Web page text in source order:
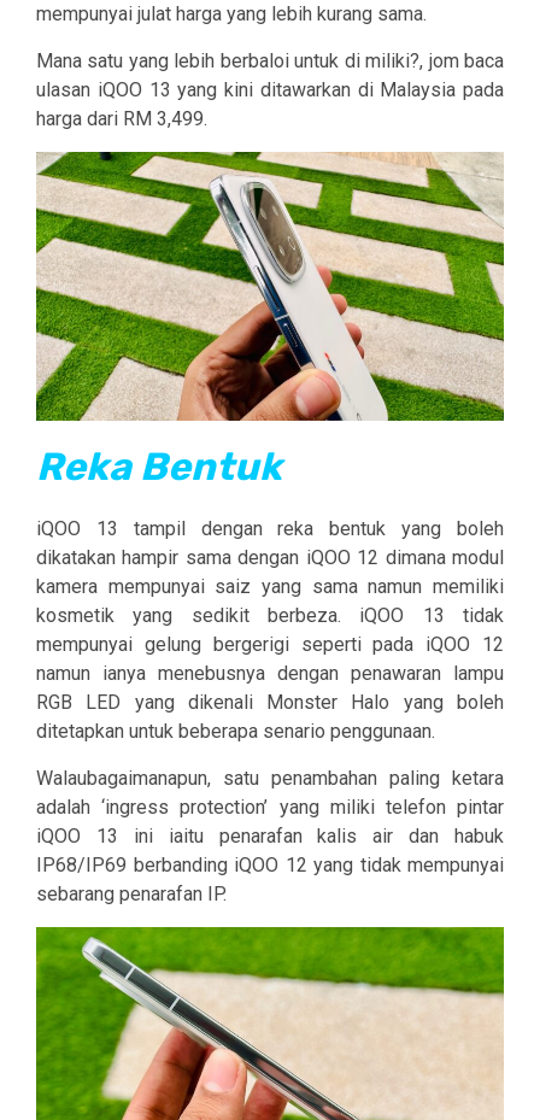
mempunyai julat harga yang lebih kurang sama.
Mana satu yang lebih berbaloi untuk di miliki?, jom baca
ulasan iQOO 13 yang kini ditawarkan di Malaysia pada
harga dari RM 3,499.
Reka Bentuk
iQOO 13 tampil dengan reka bentuk yang boleh
dikatakan hampir sama dengan iQOO 12 dimana modul
kamera mempunyai saiz yang sama namun memiliki
kosmetik yang sedikit berbeza. iQOO 13 tidak
mempunyai gelung bergerigi seperti pada iQOO 12
namun ianya menebusnya dengan penawaran lampu
RGB LED yang dikenali Monster Halo yang boleh
ditetapkan untuk beberapa senario penggunaan.
Walaubagaimanapun, satu penambahan paling ketara
adalah ‘ingress protection’ yang miliki telefon pintar
iQOO 13 ini iaitu penarafan kalis air dan habuk
IP68/IP69 berbanding iQOO 12 yang tidak mempunyai
sebarang penarafan IP.